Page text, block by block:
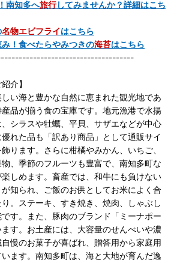
南知多へ旅行してみませんか？詳細はこち
名物エビフライはこちら
！食べたらやみつきの海苔はこちら
介】
い海と豊かな自然に恵まれた観光地であ
品が揃う食の宝庫です。地元漁港で水揚
シラスや牡蠣、平貝、サザエなどが中心
れた品も「訳あり商品」として通販サイ
ります。さらに柑橘やみかん、いちご、
、季節のフルーツも豊富で、南知多町な
しめます。畜産では、和牛にも負けない
知られ、ご飯のお供としてお米によく合
。ステーキ、すき焼き、焼肉、しゃぶし
す。また、豚肉のブランド「ミーナポー
す。お土産には、大容量のせんべいや濃
慢のお菓子が喜ばれ、贈答用から家庭用
ます。南知多町は、海と大地が育んだ逸